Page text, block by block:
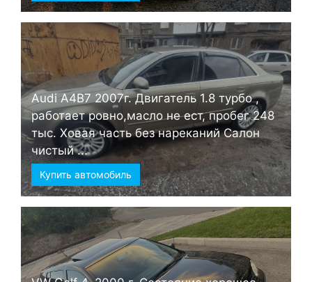
Audi А4B7 2007г. Двигатель 1.8 турбо ,
работает ровно,масло не ест, пробег 248
тыс. Ховая часть без нареканий Салон
чистый ...
Купить автомобиль